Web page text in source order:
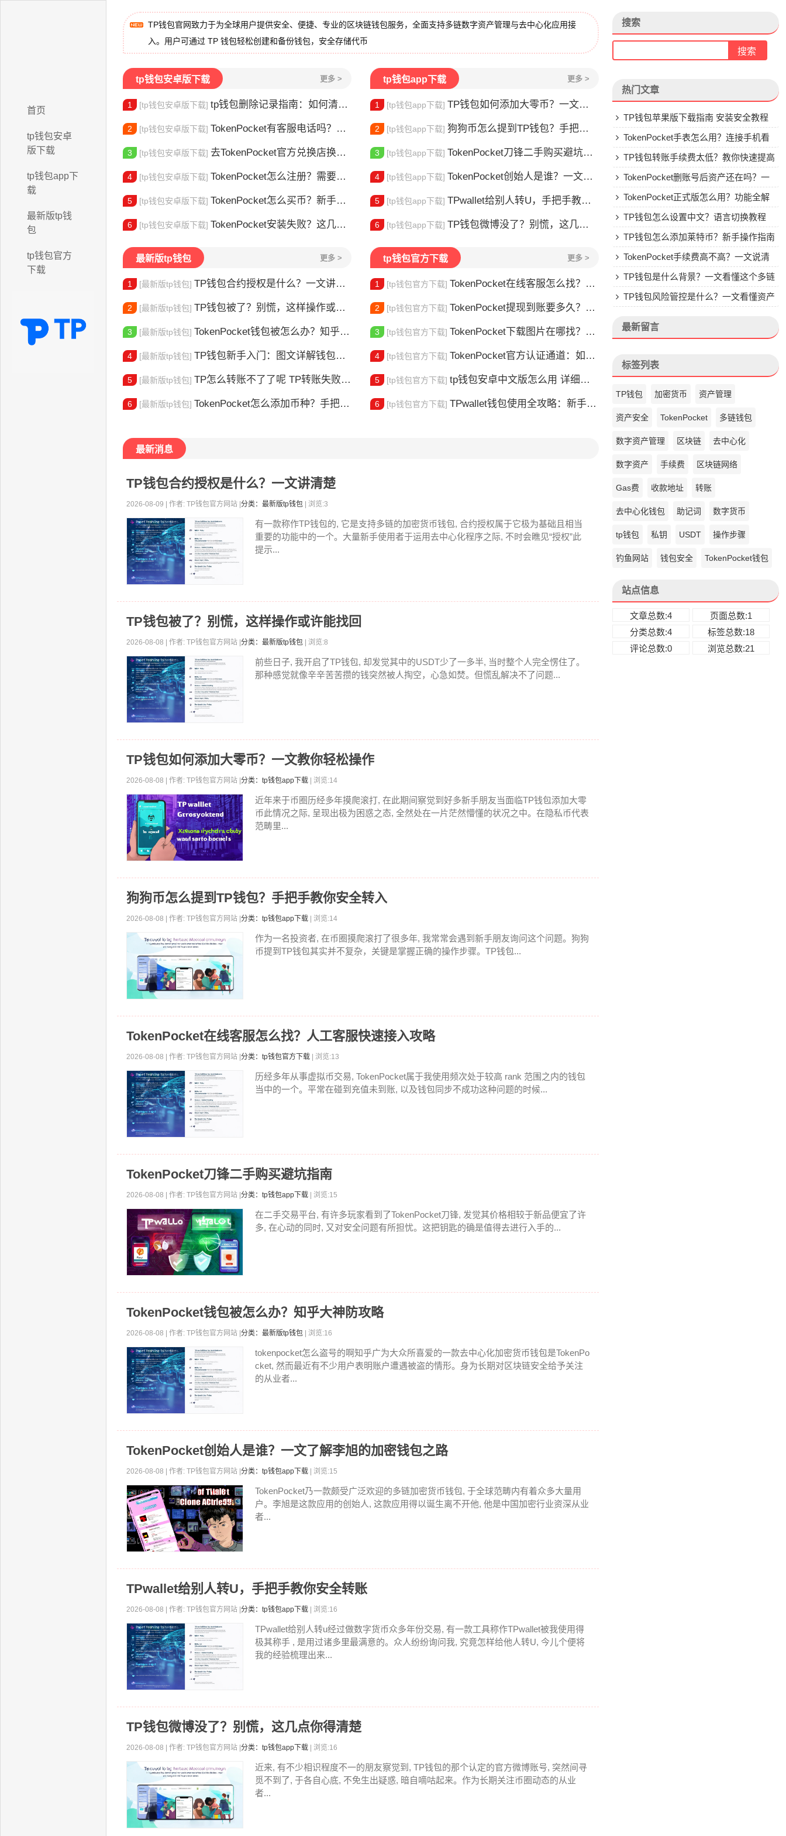
首页
tp钱包安卓
版下载
tp钱包app下
载
最新版tp钱
包
tp钱包官方
下载
TP钱包官网致力于为全球用户提供安全、便捷、专业的区块链钱包服务，全面支持多链数字资产管理与去中心化应用接
入。用户可通过 TP 钱包轻松创建和备份钱包，安全存储代币
tp钱包安卓版下载 更多 >
1 [tp钱包安卓版下载] tp钱包删除记录指南：如何清除交易历史
2 [tp钱包安卓版下载] TokenPocket有客服电话吗？官方联系方式详解
3 [tp钱包安卓版下载] 去TokenPocket官方兑换店换币，这几个坑别再踩了
4 [tp钱包安卓版下载] TokenPocket怎么注册？需要实名认证吗？
5 [tp钱包安卓版下载] TokenPocket怎么买币？新手交易全流程详解
6 [tp钱包安卓版下载] TokenPocket安装失败？这几点最常见
tp钱包app下载 更多 >
1 [tp钱包app下载] TP钱包如何添加大零币？一文教你轻松操作
2 [tp钱包app下载] 狗狗币怎么提到TP钱包？手把手教你安全转入
3 [tp钱包app下载] TokenPocket刀锋二手购买避坑指南
4 [tp钱包app下载] TokenPocket创始人是谁？一文了解李旭的加密钱包之路
5 [tp钱包app下载] TPwallet给别人转U，手把手教你安全转账
6 [tp钱包app下载] TP钱包微博没了？别慌，这几点你得清楚
最新版tp钱包 更多 >
1 [最新版tp钱包] TP钱包合约授权是什么？一文讲清楚
2 [最新版tp钱包] TP钱包被了？别慌，这样操作或许能找回
3 [最新版tp钱包] TokenPocket钱包被怎么办？知乎大神防攻略
4 [最新版tp钱包] TP钱包新手入门：图文详解钱包使用方法
5 [最新版tp钱包] TP怎么转账不了了呢 TP转账失败？这5个原因最常见，一文解决你的转账焦虑
6 [最新版tp钱包] TokenPocket怎么添加币种？手把手教你自定义代币
tp钱包官方下载 更多 >
1 [tp钱包官方下载] TokenPocket在线客服怎么找？人工客服快速接入攻略
2 [tp钱包官方下载] TokenPocket提现到账要多久？别把钱包当银行，看完这篇就懂了
3 [tp钱包官方下载] TokenPocket下载图片在哪找？官方渠道最靠谱
4 [tp钱包官方下载] TokenPocket官方认证通道：如何找到真正的官方渠道
5 [tp钱包官方下载] tp钱包安卓中文版怎么用 详细安装教程
6 [tp钱包官方下载] TPwallet钱包使用全攻略：新手也能快速上手掌握
最新消息
TP钱包合约授权是什么？一文讲清楚
2026-08-09 | 作者: TP钱包官方网站 | 分类：最新版tp钱包 | 浏览:3
有一款称作TP钱包的, 它是支持多链的加密货币钱包, 合约授权属于它极为基础且相当
重要的功能中的一个。大量新手使用者于运用去中心化程序之际, 不时会瞧见“授权”此
提示...
TP钱包被了？别慌，这样操作或许能找回
2026-08-08 | 作者: TP钱包官方网站 | 分类：最新版tp钱包 | 浏览:8
前些日子, 我开启了TP钱包, 却发觉其中的USDT少了一多半, 当时整个人完全愣住了。
那种感觉就像辛辛苦苦攒的钱突然被人掏空，心急如焚。但慌乱解决不了问题...
TP钱包如何添加大零币？一文教你轻松操作
2026-08-08 | 作者: TP钱包官方网站 | 分类：tp钱包app下载 | 浏览:14
近年来于币圈历经多年摸爬滚打, 在此期间察觉到好多新手朋友当面临TP钱包添加大零
币此情况之际, 呈现出极为困惑之态, 全然处在一片茫然懵懂的状况之中。在隐私币代表
范畴里...
狗狗币怎么提到TP钱包？手把手教你安全转入
2026-08-08 | 作者: TP钱包官方网站 | 分类：tp钱包app下载 | 浏览:14
作为一名投资者, 在币圈摸爬滚打了很多年, 我常常会遇到新手朋友询问这个问题。狗狗
币提到TP钱包其实并不复杂，关键是掌握正确的操作步骤。TP钱包...
TokenPocket在线客服怎么找？人工客服快速接入攻略
2026-08-08 | 作者: TP钱包官方网站 | 分类：tp钱包官方下载 | 浏览:13
历经多年从事虚拟币交易, TokenPocket属于我使用频次处于较高 rank 范围之内的钱包
当中的一个。平常在碰到充值未到账, 以及钱包同步不成功这种问题的时候...
TokenPocket刀锋二手购买避坑指南
2026-08-08 | 作者: TP钱包官方网站 | 分类：tp钱包app下载 | 浏览:15
在二手交易平台, 有许多玩家看到了TokenPocket刀锋, 发觉其价格相较于新品便宜了许
多, 在心动的同时, 又对安全问题有所担忧。这把钥匙的确是值得去进行入手的...
TokenPocket钱包被怎么办？知乎大神防攻略
2026-08-08 | 作者: TP钱包官方网站 | 分类：最新版tp钱包 | 浏览:16
tokenpocket怎么盗号的啊知乎广为大众所喜爱的一款去中心化加密货币钱包是TokenPo
cket, 然而最近有不少用户表明账户遭遇被盗的情形。身为长期对区块链安全给予关注
的从业者...
TokenPocket创始人是谁？一文了解李旭的加密钱包之路
2026-08-08 | 作者: TP钱包官方网站 | 分类：tp钱包app下载 | 浏览:15
TokenPocket乃一款颇受广泛欢迎的多链加密货币钱包, 于全球范畴内有着众多大量用
户。李旭是这款应用的创始人, 这款应用得以诞生离不开他, 他是中国加密行业资深从业
者...
TPwallet给别人转U，手把手教你安全转账
2026-08-08 | 作者: TP钱包官方网站 | 分类：tp钱包app下载 | 浏览:16
TPwallet给别人转u经过做数字货币众多年份交易, 有一款工具称作TPwallet被我使用得
极其称手 , 是用过诸多里最满意的。众人纷纷询问我, 究竟怎样给他人转U, 今儿个便将
我的经验梳理出来...
TP钱包微博没了？别慌，这几点你得清楚
2026-08-08 | 作者: TP钱包官方网站 | 分类：tp钱包app下载 | 浏览:16
近来, 有不少相识程度不一的朋友察觉到, TP钱包的那个认定的官方微博账号, 突然间寻
觅不到了, 于各自心底, 不免生出疑惑, 暗自嘀咕起来。作为长期关注币圈动态的从业
者...
搜索
热门文章
TP钱包苹果版下载指南 安装安全教程
TokenPocket手表怎么用？连接手机看
行情教程
TP钱包转账手续费太低？教你快速提高
Gas费
TokenPocket删账号后资产还在吗？一
文讲清楚
TokenPocket正式版怎么用？功能全解
析与安全使用指南
TP钱包怎么设置中文？语言切换教程
TP钱包怎么添加莱特币？新手操作指南
TokenPocket手续费高不高？一文说清
楚TP钱包是什么背景？一文看懂这个多链
钱包的来头
TP钱包风险管控是什么？一文看懂资产
最新留言
标签列表
TP钱包 加密货币 资产管理
资产安全 TokenPocket 多链钱包
数字资产管理 区块链 去中心化
数字资产 手续费 区块链网络
Gas费 收款地址 转账
去中心化钱包 助记词 数字货币
tp钱包 私钥 USDT 操作步骤
钓鱼网站 钱包安全 TokenPocket钱包
站点信息
文章总数:4
页面总数:1
分类总数:4
标签总数:18
评论总数:0
浏览总数:21